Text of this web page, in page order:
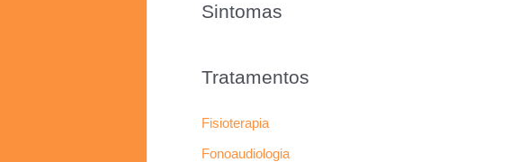
Sintomas
Tratamentos
Fisioterapia
Fonoaudiologia